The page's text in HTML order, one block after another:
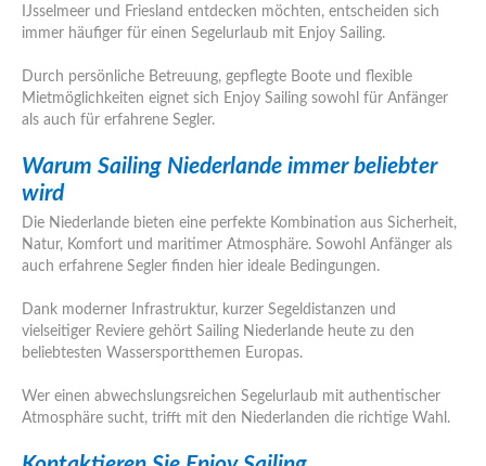
IJsselmeer und Friesland entdecken möchten, entscheiden sich
immer häufiger für einen Segelurlaub mit Enjoy Sailing.
Durch persönliche Betreuung, gepflegte Boote und flexible
Mietmöglichkeiten eignet sich Enjoy Sailing sowohl für Anfänger
als auch für erfahrene Segler.
Warum Sailing Niederlande immer beliebter
wird
Die Niederlande bieten eine perfekte Kombination aus Sicherheit,
Natur, Komfort und maritimer Atmosphäre. Sowohl Anfänger als
auch erfahrene Segler finden hier ideale Bedingungen.
Dank moderner Infrastruktur, kurzer Segeldistanzen und
vielseitiger Reviere gehört Sailing Niederlande heute zu den
beliebtesten Wassersportthemen Europas.
Wer einen abwechslungsreichen Segelurlaub mit authentischer
Atmosphäre sucht, trifft mit den Niederlanden die richtige Wahl.